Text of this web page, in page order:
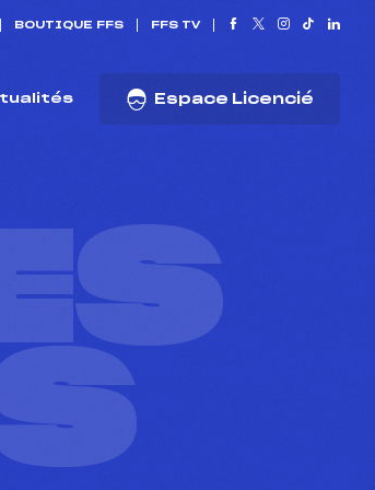
BOUTIQUE FFS FFS TV
Espace Licencié